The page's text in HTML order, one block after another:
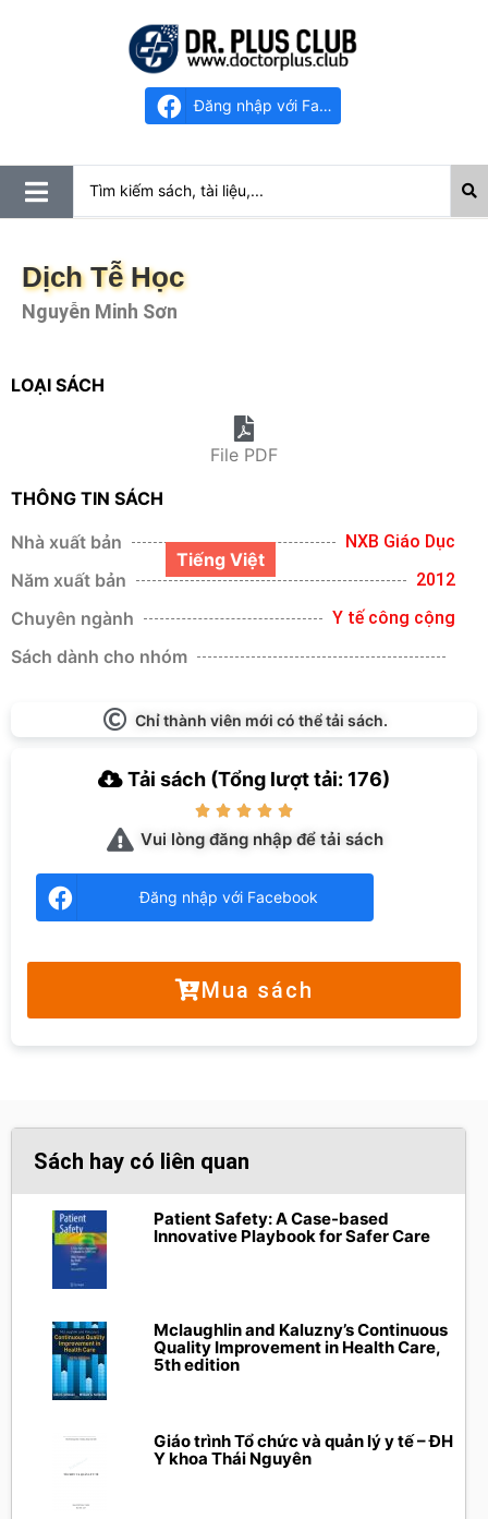
Đăng nhập với Facebook
Dịch Tễ Học
Nguyễn Minh Sơn
Tiếng Việt
LOẠI SÁCH
File PDF
THÔNG TIN SÁCH
Nhà xuất bản
NXB Giáo Dục
Năm xuất bản 2012
Chuyên ngành Y tế công cộng
Sách dành cho nhóm
Chỉ thành viên mới có thể tải sách.
Tải sách (Tổng lượt tải: 176)
    
Vui lòng đăng nhập để tải sách
Đăng nhập với Facebook
Mua sách
Sách hay có liên quan
Patient Safety: A Case-based
Innovative Playbook for Safer Care
Mclaughlin and Kaluzny’s Continuous
Quality Improvement in Health Care,
5th edition
Giáo trình Tổ chức và quản lý y tế – ĐH
Y khoa Thái Nguyên